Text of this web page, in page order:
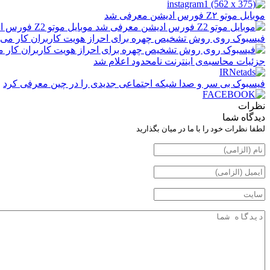
موبایل موتو Z۲ فورس ادیشن معرفی شد
فیسبوک روی روش تشخیص چهره برای احراز هویت کاربران کار
جزئیات محاسبه‌ی اینترنت نامحدود اعلام شد
فیسبوک بی سر و صدا شبکه اجتماعی جدیدی را در چین معرفی کرد
نظرات
دیدگاه شما
لطفا نظرات خود را با ما در میان بگذارید